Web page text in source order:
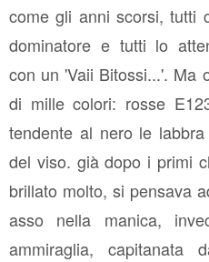
come gli anni scorsi, tutti
dominatore e tutti lo
con un 'Vaii Bitossi...'. Ma
di mille colori: rosse
tendente al nero le
del viso. già dopo i primi
brillato molto, si pensava
asso nella manica,
ammiraglia,